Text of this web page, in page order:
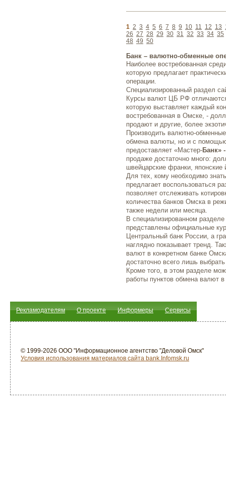
1 2 3 4 5 6 7 8 9 10 11 12 13
26 27 28 29 30 31 32 33 34 35
48 49 50
Банк – валютно-обменные
Наиболее востребованная
которую предлагает
операции.
Специализированный раздел
Курсы валют ЦБ РФ
которую выставляет каждый
востребованная в Омске, -
продают и другие, более
Производить валютно-
обмена валюты, но и с
предоставляет «Мастер-Банк»
продаже достаточно много:
швейцарские франки, японские
Для тех, кому необходимо
предлагает воспользоваться
позволяет отслеживать
количества банков Омска в
также недели или месяца.
В специализированном
представлены официальные
Центральный банк России, а
наглядно показывает тренд.
валют в конкретном банке
достаточно всего лишь
Кроме того, в этом разделе
работы пунктов обмена валют
Рекламодателям О проекте Информеры Сервисы
© 1999-2026 ООО "Информационное агентство "Деловой Омск"
Условия использования материалов сайта bank.Infomsk.ru